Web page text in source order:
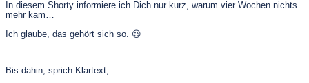
In diesem Shorty informiere ich Dich nur kurz, warum vier Wochen nichts
mehr kam…
Ich glaube, das gehört sich so. 😉
Bis dahin, sprich Klartext,